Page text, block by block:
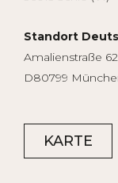
Standort
Amalienstraße 62
D80799
KARTE